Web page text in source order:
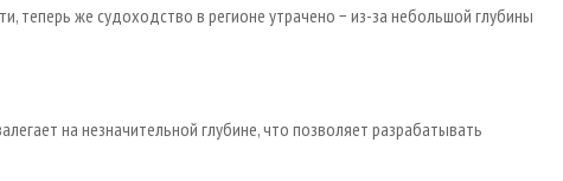
теперь же судоходство в регионе утрачено − из-за небольшой глубины
на незначительной глубине, что позволяет разрабатывать